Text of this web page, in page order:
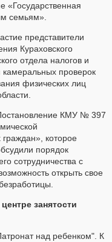
«Государственная
семьям».
представители
Кураховского
отдела налогов и
проверок
физических лиц
КМУ № 397
которое
порядок
сотрудничества с
открыть свое
занятости
над ребенком". К